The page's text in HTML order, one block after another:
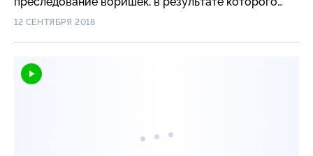
Монах вышел на преступную группировку,
12 СЕНТЯБРЯ 2018